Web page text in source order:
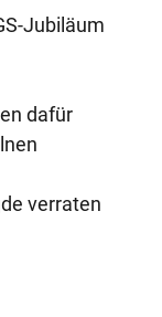
Jubiläum
dafür
verraten